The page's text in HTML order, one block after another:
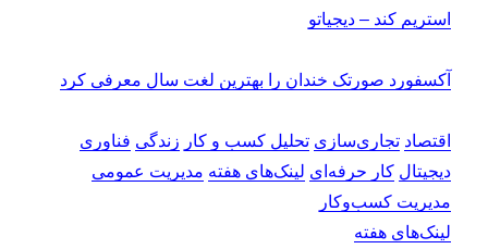
استریم کند – دیجیاتو
آکسفورد صورتک خندان را بهترین لغت سال معرفی کرد
اقتصاد تجاری‌سازی تحلیل کسب و کار زندگی فناوری
دیجیتال کار حرفه‌ای لینک‌های هفته مدیریت عمومی
مدیریت کسب‌و‌کار
لینک‌های هفته